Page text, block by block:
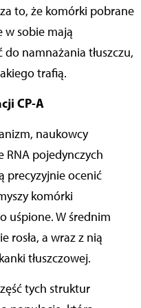
to, że komórki pobrane
w sobie mają
do namnażania tłuszczu,
trafią.
CP-A
naukowcy
RNA pojedynczych
precyzyjnie ocenić
komórki
uśpione. W średnim
rosła, a wraz z nią
tłuszczowej.
tych struktur